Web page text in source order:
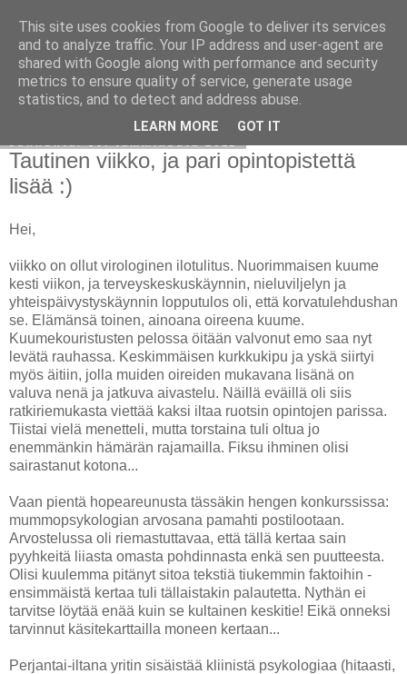
Avoin blogiskelija
Tautinen viikko, ja pari opintopistettä
lisää :)
Hei,
viikko on ollut virologinen ilotulitus. Nuorimmaisen kuume
kesti viikon, ja terveyskeskuskäynnin, nieluviljelyn ja
yhteispäivystyskäynnin lopputulos oli, että korvatulehdushan
se. Elämänsä toinen, ainoana oireena kuume.
Kuumekouristusten pelossa öitään valvonut emo saa nyt
levätä rauhassa. Keskimmäisen kurkkukipu ja yskä siirtyi
myös äitiin, jolla muiden oireiden mukavana lisänä on
valuva nenä ja jatkuva aivastelu. Näillä eväillä oli siis
ratkiriemukasta viettää kaksi iltaa ruotsin opintojen parissa.
Tiistai vielä menetteli, mutta torstaina tuli oltua jo
enemmänkin hämärän rajamailla. Fiksu ihminen olisi
sairastanut kotona...
Vaan pientä hopeareunusta tässäkin hengen konkurssissa:
mummopsykologian arvosana pamahti postilootaan.
Arvostelussa oli riemastuttavaa, että tällä kertaa sain
pyyhkeitä liiasta omasta pohdinnasta enkä sen puutteesta.
Olisi kuulemma pitänyt sitoa tekstiä tiukemmin faktoihin -
ensimmäistä kertaa tuli tällaistakin palautetta. Nythän ei
tarvitse löytää enää kuin se kultainen keskitie! Eikä onneksi
tarvinnut käsitekarttailla moneen kertaan...
Perjantai-iltana yritin sisäistää kliinistä psykologiaa (hitaasti,
This site uses cookies from Google to deliver its services
and to analyze traffic. Your IP address and user-agent are
shared with Google along with performance and security
metrics to ensure quality of service, generate usage
statistics, and to detect and address abuse.
LEARN MORE GOT IT